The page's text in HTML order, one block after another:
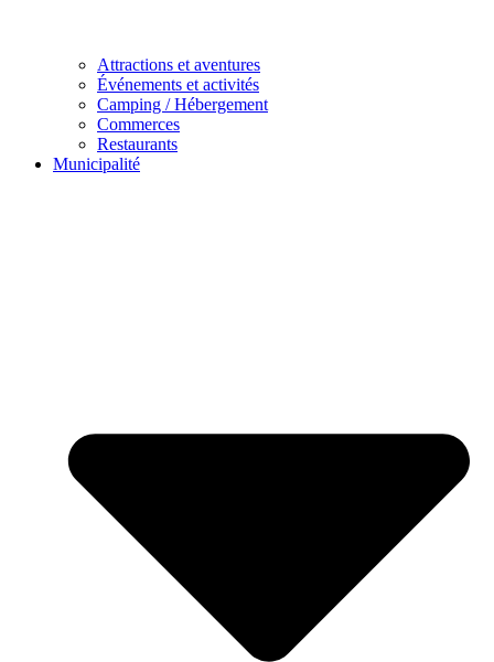
Attractions et aventures
Événements et activités
Camping / Hébergement
Commerces
Restaurants
Municipalité